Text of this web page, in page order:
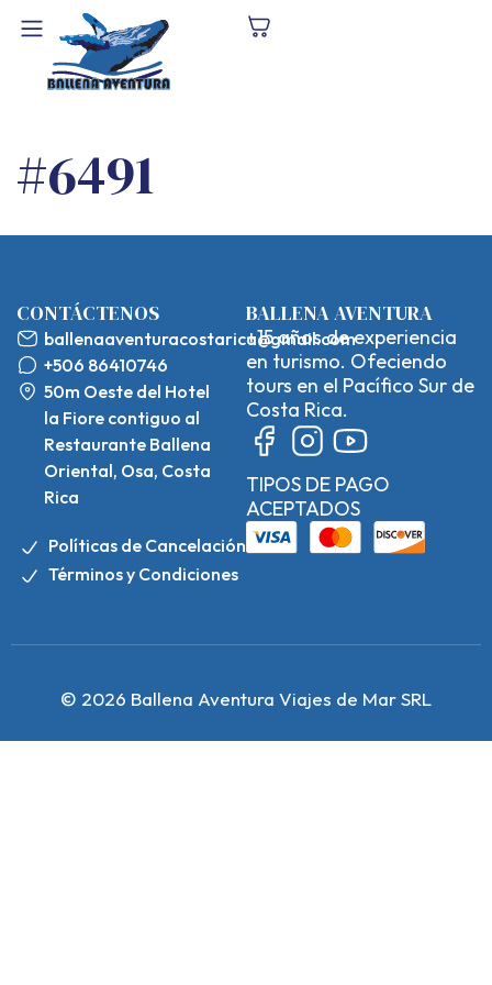
#6491
CONTÁCTENOS
ballenaaventuracostarica@gmail.com
+506 86410746
50m Oeste del Hotel
la Fiore contiguo al
Restaurante Ballena
Oriental, Osa, Costa
Rica
Políticas de Cancelación
Términos y Condiciones
BALLENA AVENTURA
+15 años de experiencia
en turismo. Ofeciendo
tours en el Pacífico Sur de
Costa Rica.
TIPOS DE PAGO
ACEPTADOS
© 2026 Ballena Aventura Viajes de Mar SRL